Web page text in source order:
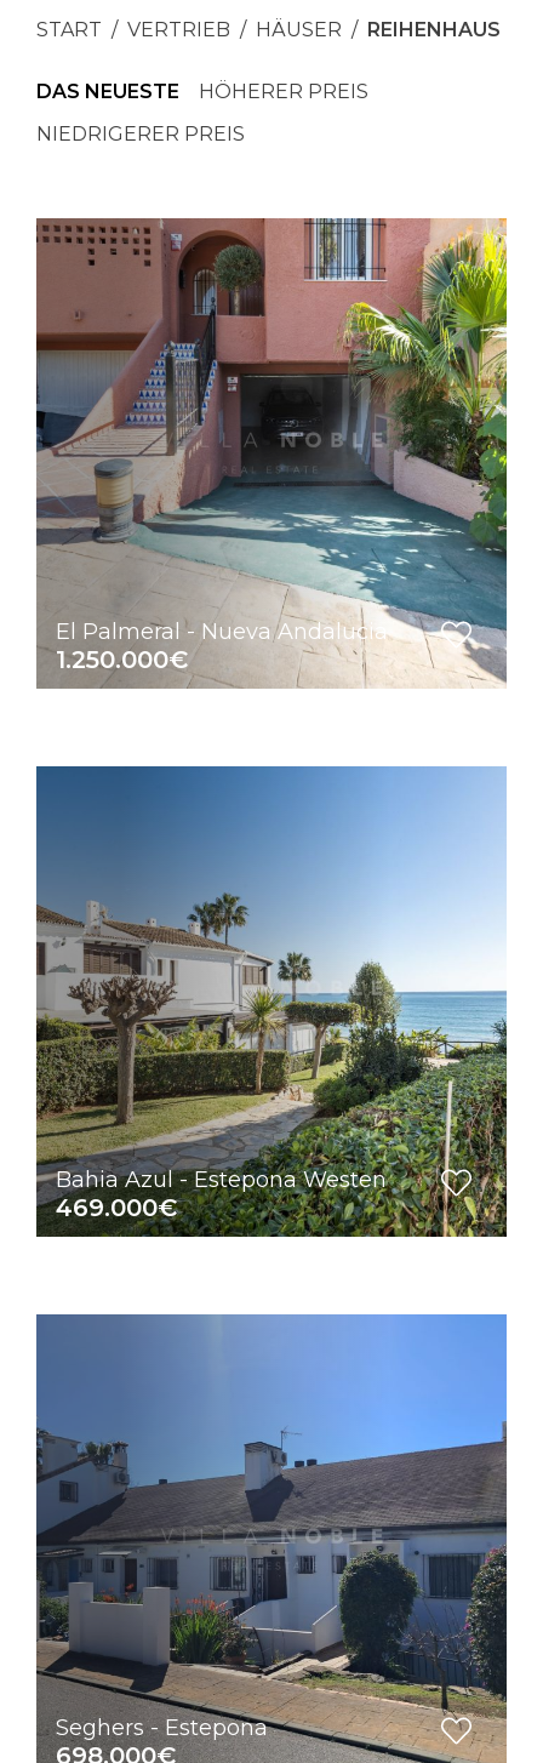
START VERTRIEB HÄUSER REIHENHAUS
DAS NEUESTE
HÖHERER PREIS
NIEDRIGERER PREIS
El Palmeral - Nueva Andalucia
1.250.000€
Bahia Azul - Estepona Westen
469.000€
Seghers - Estepona
698.000€